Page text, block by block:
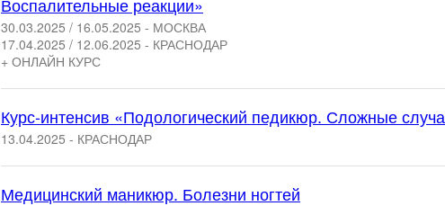
30.03.2025 / 16.05.2025 - МОСКВА
17.04.2025 / 12.06.2025 - КРАСНОДАР
+ ОНЛАЙН КУРС
Курс-интенсив «Подологический педикюр. Сложные
13.04.2025 - КРАСНОДАР
Медицинский маникюр. Болезни ногтей